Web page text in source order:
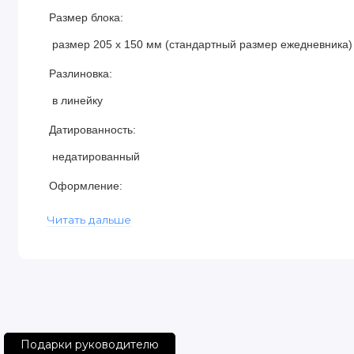
Размер блока:
размер 205 х 150 мм (стандартный размер ежедневника)
Разлиновка:
в линейку
Датированность:
недатированный
Оформление:
английском и немецком языках
Читать дальше
Подарки руководителю